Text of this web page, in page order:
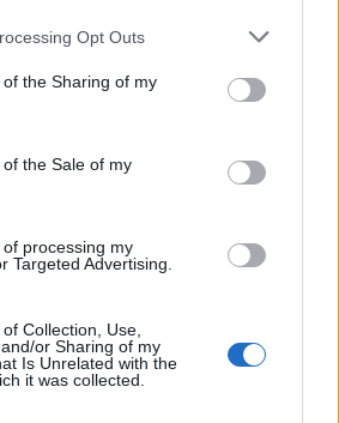
Opt Outs
the Sharing of my
the Sale of my
processing my
Targeted Advertising.
Collection, Use,
or Sharing of my
Is Unrelated with the
it was collected.